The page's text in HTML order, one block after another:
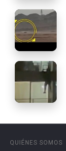
QUIÉNES SOMOS